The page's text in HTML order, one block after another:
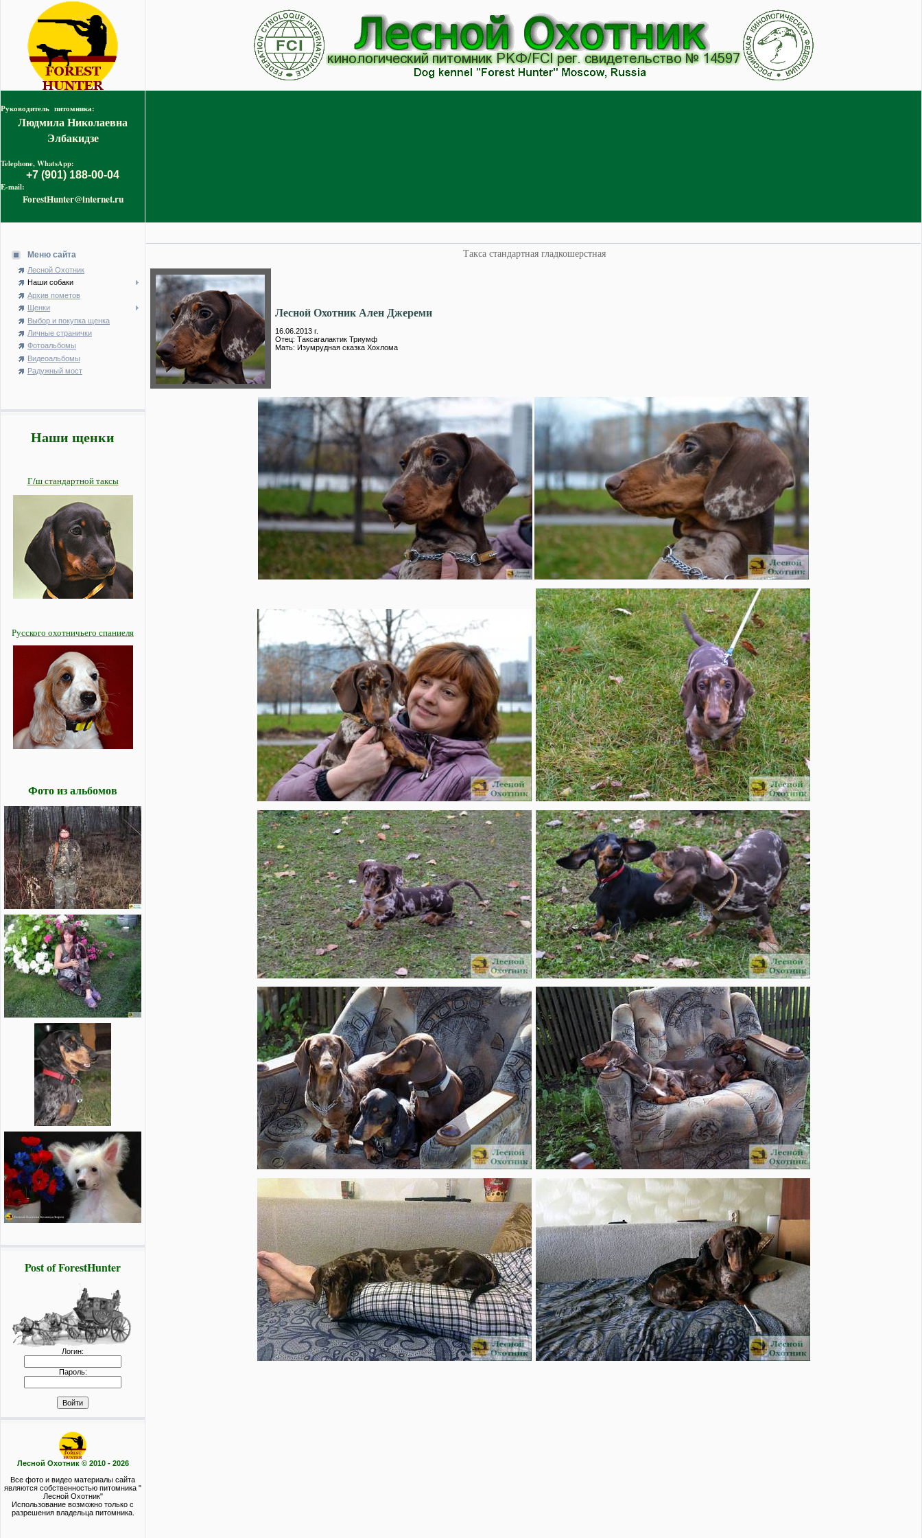
Руководитель питомника:
Людмила Николаевна
Элбакидзе
Telephone, WhatsApp:
+7 (901) 188-00-04
E-mail:
ForestHunter@internet.ru
Меню сайта
Лесной Охотник
Наши собаки
Архив пометов
Щенки
Выбор и покупка щенка
Личные странички
Фотоальбомы
Видеоальбомы
Радужный мост
Наши щенки
Г/ш стандартной таксы
Русского охотничьего спаниеля
Фото из альбомов
Post of ForestHunter
Логин:
Пароль:
Лесной Охотник © 2010 - 2026
Все фото и видео материалы сайта
являются собственностью питомника "
Лесной Охотник"
Использование возможно только с
разрешения владельца питомника.
Такса стандартная гладкошерстная
Лесной Охотник Ален Джереми
16.06.2013 г.
Отец: Таксагалактик Триумф
Мать: Изумрудная сказка Хохлома